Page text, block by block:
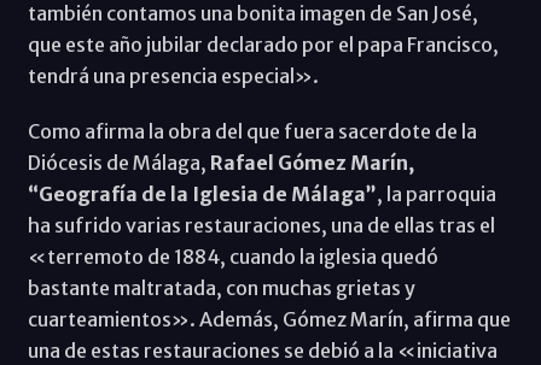
también contamos una bonita imagen de San José,
que este año jubilar declarado por el papa Francisco,
tendrá una presencia especial».
Como afirma la obra del que fuera sacerdote de la
Diócesis de Málaga, Rafael Gómez Marín,
“Geografía de la Iglesia de Málaga”, la parroquia
ha sufrido varias restauraciones, una de ellas tras el
«terremoto de 1884, cuando la iglesia quedó
bastante maltratada, con muchas grietas y
cuarteamientos». Además, Gómez Marín, afirma que
una de estas restauraciones se debió a la «iniciativa